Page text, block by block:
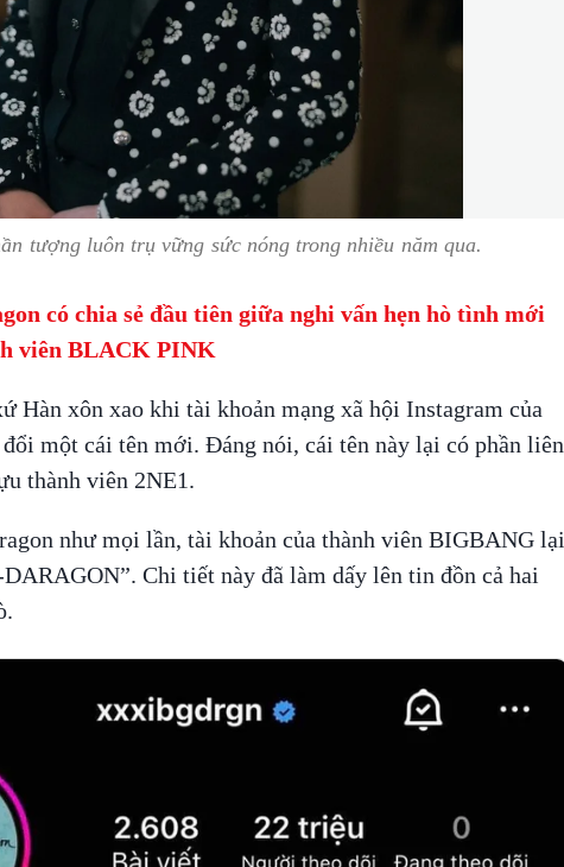
tượng luôn trụ vững sức nóng trong nhiều năm qua.
có chia sẻ đầu tiên giữa nghi vấn hẹn hò tình mới
viên BLACK PINK
Hàn xôn xao khi tài khoản mạng xã hội Instagram của
một cái tên mới. Đáng nói, cái tên này lại có phần liên
thành viên 2NE1.
như mọi lần, tài khoản của thành viên BIGBANG lại
DARAGON”. Chi tiết này đã làm dấy lên tin đồn cả hai